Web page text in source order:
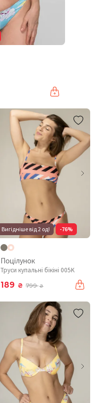
Вигідніше від 2 од! -76%
Поцілунок
Труси купальні бікіні 005K
189 ₴ 799₴